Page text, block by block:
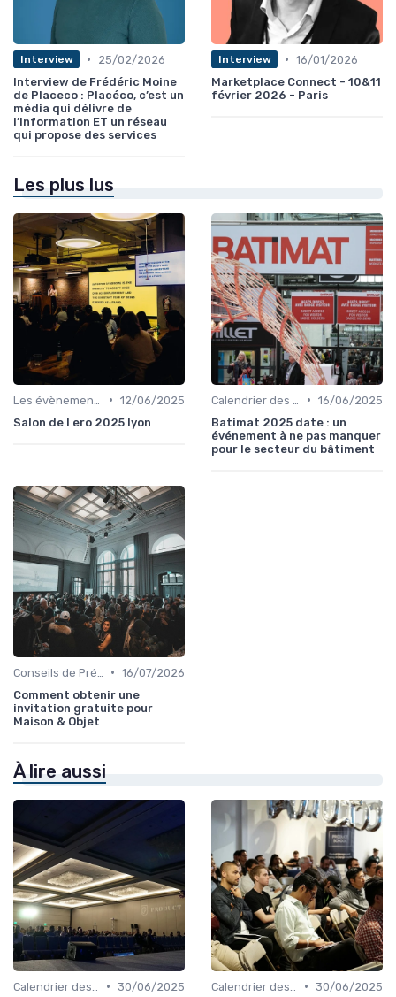
Interview •
25/02/2026
Interview de Frédéric Moine
de Placeco : Placéco, c’est un
média qui délivre de
l’information ET un réseau
qui propose des services
Interview • 16/01/2026
Marketplace Connect - 10&11
février 2026 - Paris
Les plus lus
• 12/06/2025
Salon de l ero 2025 lyon
• 16/06/2025
Batimat 2025 date : un
événement à ne pas manquer
pour le secteur du bâtiment
• 16/07/2026
Comment obtenir une
invitation gratuite pour
Maison & Objet
À lire aussi
• 30/06/2025 • 30/06/2025